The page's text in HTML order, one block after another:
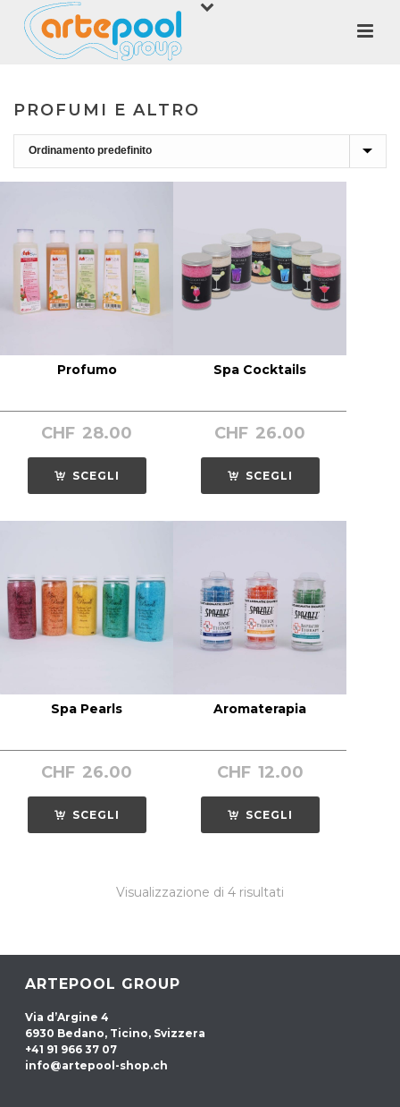
PROFUMI E ALTRO
Profumo
CHF 28.00
SCEGLI
Spa Cocktails
CHF 26.00
SCEGLI
Spa Pearls
CHF 26.00
SCEGLI
Aromaterapia
CHF 12.00
SCEGLI
Visualizzazione di 4 risultati
ARTEPOOL GROUP
Via d’Argine 4
6930 Bedano, Ticino, Svizzera
+41 91 966 37 07
info@artepool-shop.ch